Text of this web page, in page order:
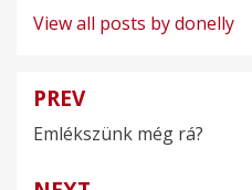
View all posts by donelly
Bejegyzés
navigáció
PREV
Emlékszünk még rá?